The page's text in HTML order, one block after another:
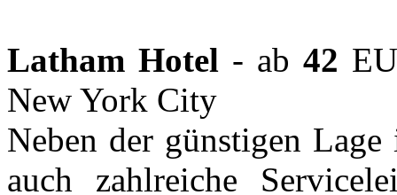
Latham Hotel - ab42
New York City
Neben der günstigen
auch zahlreiche